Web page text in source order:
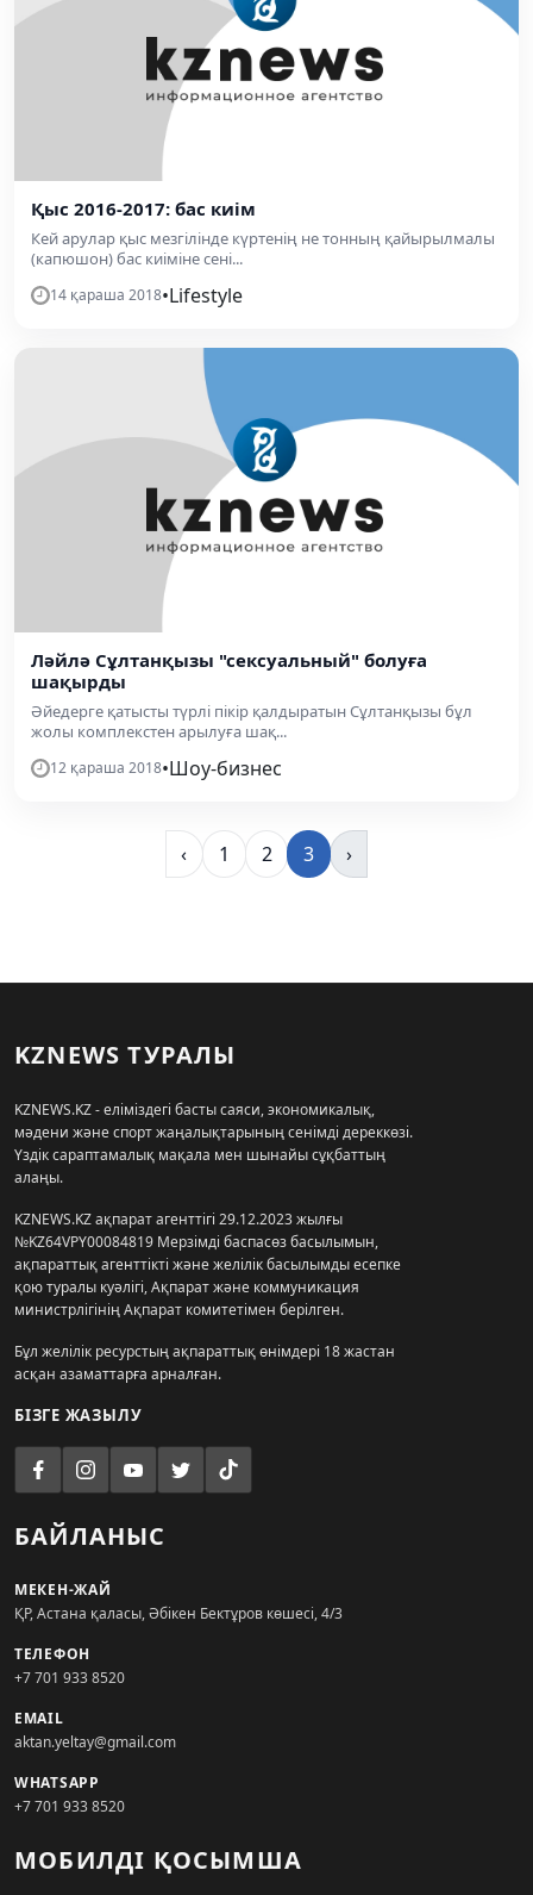
Қыс 2016-2017: бас киім
Кей арулар қыс мезгілінде күртенің не тонның қайырылмалы
(капюшон) бас киіміне сені...
14 қараша 2018•Lifestyle
Ләйлә Сұлтанқызы "сексуальный" болуға
шақырды
Әйедерге қатысты түрлі пікір қалдыратын Сұлтанқызы бұл
жолы комплекстен арылуға шақ...
12 қараша 2018•Шоу-бизнес
‹ 1 2 3 ›
KZNEWS ТУРАЛЫ
KZNEWS.KZ - еліміздегі басты саяси, экономикалық,
мәдени және спорт жаңалықтарының сенімді дереккөзі.
Үздік сараптамалық мақала мен шынайы сұқбаттың
алаңы.
KZNEWS.KZ ақпарат агенттігі 29.12.2023 жылғы
№KZ64VPY00084819 Мерзімді баспасөз басылымын,
ақпараттық агенттікті және желілік басылымды есепке
қою туралы куәлігі, Ақпарат және коммуникация
министрлігінің Ақпарат комитетімен берілген.
Бұл желілік ресурстың ақпараттық өнімдері 18 жастан
асқан азаматтарға арналған.
БІЗГЕ ЖАЗЫЛУ
БАЙЛАНЫС
МЕКЕН-ЖАЙ
ҚР, Астана қаласы, Әбікен Бектұров көшесі, 4/3
ТЕЛЕФОН
+7 701 933 8520
EMAIL
aktan.yeltay@gmail.com
WHATSAPP
+7 701 933 8520
МОБИЛДІ ҚОСЫМША